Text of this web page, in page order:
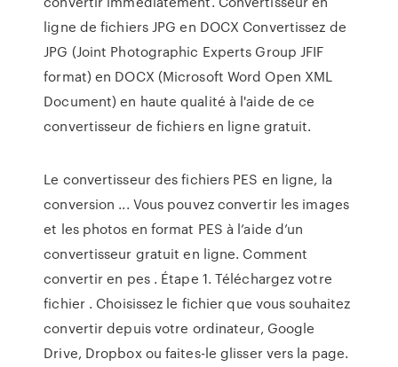
ligne de fichiers JPG en DOCX Convertissez de
JPG (Joint Photographic Experts Group JFIF
format) en DOCX (Microsoft Word Open XML
Document) en haute qualité à l'aide de ce
convertisseur de fichiers en ligne gratuit.
Le convertisseur des fichiers PES en ligne, la
conversion ... Vous pouvez convertir les images
et les photos en format PES à l’aide d’un
convertisseur gratuit en ligne. Comment
convertir en pes . Étape 1. Téléchargez votre
fichier . Choisissez le fichier que vous souhaitez
convertir depuis votre ordinateur, Google
Drive, Dropbox ou faites-le glisser vers la page.